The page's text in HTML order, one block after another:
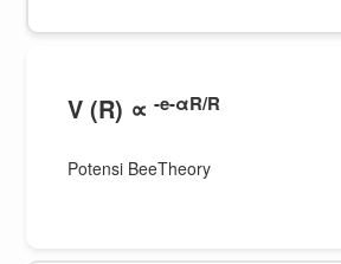
V (R) ∝-e-αR/R
Potensi BeeTheory